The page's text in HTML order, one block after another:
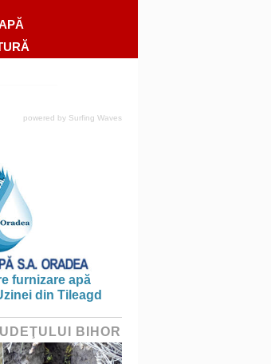
powered by Surfing Waves
furnizare apă
din Tileagd
BIHOR